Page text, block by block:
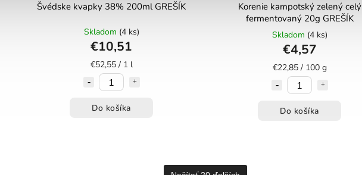
Švédske kvapky 38% 200ml GREŠÍK
Skladom (4 ks)
€10,51
€52,55 / 1 l
Do košíka
Korenie kampotský zelený celý
fermentovaný 20g GREŠÍK
Skladom (4 ks)
€4,57
€22,85 / 100 g
Do košíka